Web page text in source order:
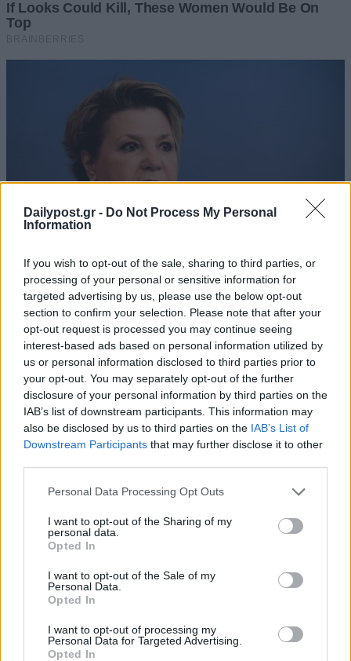
Dailypost.gr - Do Not Process My Personal
Information
If you wish to opt-out of the sale, sharing to third parties, or
processing of your personal or sensitive information for
targeted advertising by us, please use the below opt-out
section to confirm your selection. Please note that after your
opt-out request is processed you may continue seeing
interest-based ads based on personal information utilized by
us or personal information disclosed to third parties prior to
your opt-out. You may separately opt-out of the further
disclosure of your personal information by third parties on the
IAB’s list of downstream participants. This information may
also be disclosed by us to third parties on the IAB’s List of
Downstream Participants that may further disclose it to other
Personal Data Processing Opt Outs
I want to opt-out of the Sharing of my
personal data.
Opted In
I want to opt-out of the Sale of my
Personal Data.
Opted In
I want to opt-out of processing my
Personal Data for Targeted Advertising.
Opted In